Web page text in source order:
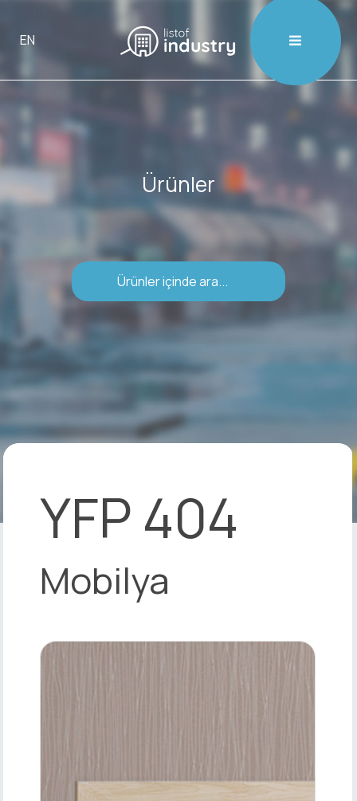

EN
Ürünler
YFP 404
Mobilya